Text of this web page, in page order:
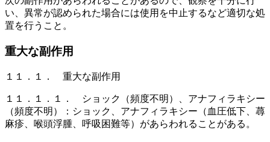
い、異常が認められた場合には使用を中止するなど適切な処
置を行うこと。
重大な副作用
１１．１． 重大な副作用
１１．１．１． ショック（頻度不明）、アナフィラキシー
（頻度不明）：ショック、アナフィラキシー（血圧低下、蕁
麻疹、喉頭浮腫、呼吸困難等）があらわれることがある。